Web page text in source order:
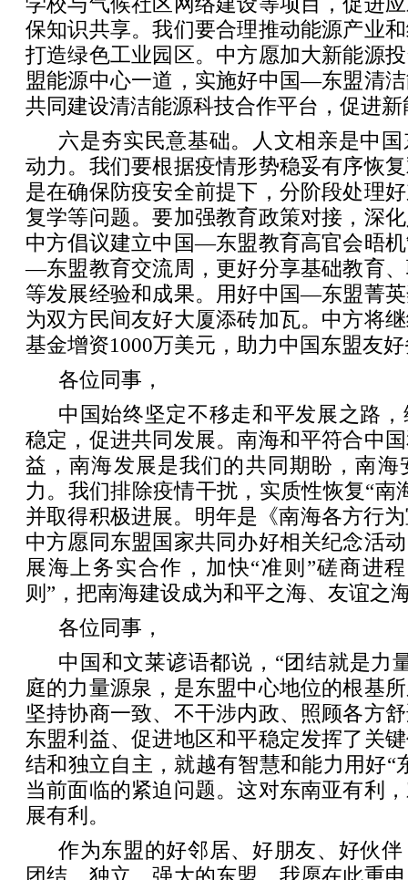
保知识共享。我们要合理推动能源产业
打造绿色工业园区。中方愿加大新能源
盟能源中心一道，实施好中国—东盟清
共同建设清洁能源科技合作平台，促进
六是夯实民意基础。人文相亲是中
动力。我们要根据疫情形势稳妥有序恢
是在确保防疫安全前提下，分阶段处理
复学等问题。要加强教育政策对接，深
中方倡议建立中国—东盟教育高官会晤
—东盟教育交流周，更好分享基础教育
等发展经验和成果。用好中国—东盟菁
为双方民间友好大厦添砖加瓦。中方将
基金增资1000万美元，助力中国东盟友
各位同事，
中国始终坚定不移走和平发展之路
稳定，促进共同发展。南海和平符合中
益，南海发展是我们的共同期盼，南海
力。我们排除疫情干扰，实质性恢复“南
并取得积极进展。明年是《南海各方行
中方愿同东盟国家共同办好相关纪念活
展海上务实合作，加快“准则”磋商进
则”，把南海建设成为和平之海、友谊之
各位同事，
中国和文莱谚语都说，“团结就是力
庭的力量源泉，是东盟中心地位的根基
坚持协商一致、不干涉内政、照顾各方
东盟利益、促进地区和平稳定发挥了关
结和独立自主，就越有智慧和能力用好“
当前面临的紧迫问题。这对东南亚有利
展有利。
作为东盟的好邻居、好朋友、好伙